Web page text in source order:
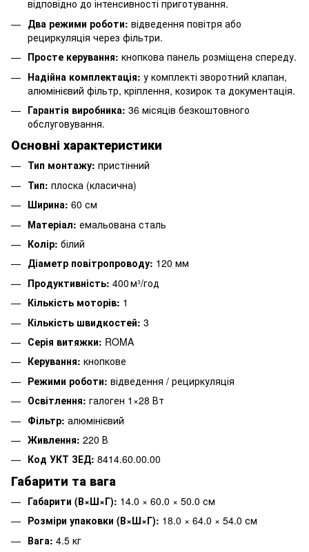
відповідно до інтенсивності приготування.
Два режими роботи: відведення повітря або
рециркуляція через фільтри.
Просте керування: кнопкова панель розміщена спереду.
Надійна комплектація: у комплекті зворотний клапан,
алюмінієвий фільтр, кріплення, козирок та документація.
Гарантія виробника: 36 місяців безкоштовного
обслуговування.
Основні характеристики
Тип монтажу: пристінний
Тип: плоска (класична)
Ширина: 60 см
Матеріал: емальована сталь
Колір: білий
Діаметр повітропроводу: 120 мм
Продуктивність: 400 м³/год
Кількість моторів: 1
Кількість швидкостей: 3
Серія витяжки: ROMA
Керування: кнопкове
Режими роботи: відведення / рециркуляція
Освітлення: галоген 1×28 Вт
Фільтр: алюмінієвий
Живлення: 220 В
Код УКТ ЗЕД: 8414.60.00.00
Габарити та вага
Габарити (В×Ш×Г): 14.0 × 60.0 × 50.0 см
Розміри упаковки (В×Ш×Г): 18.0 × 64.0 × 54.0 см
Вага: 4.5 кг